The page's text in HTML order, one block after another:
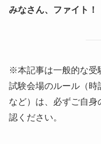
みなさん、ファイト！
※本記事は一般的な受
試験会場のルール（
など）は、必ずご自
認ください。